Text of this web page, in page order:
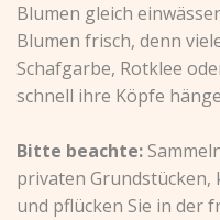
Blumen gleich
Blumen frisch, denn
Schafgarbe, Rotklee
schnell ihre Köpfe
Bitte beachte:
privaten Grundstücken,
und pflücken Sie in der